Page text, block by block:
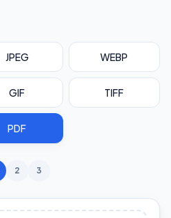
JPEG WEBP
GIF TIFF
PDF
2 3